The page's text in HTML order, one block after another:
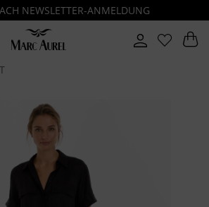
NEWSLETTER-ANMELDUNG